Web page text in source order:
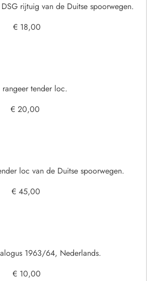
rijtuig van de Duitse spoorwegen.
€ 18,00
tender loc.
€ 20,00
loc van de Duitse spoorwegen.
€ 45,00
1963/64, Nederlands.
€ 10,00